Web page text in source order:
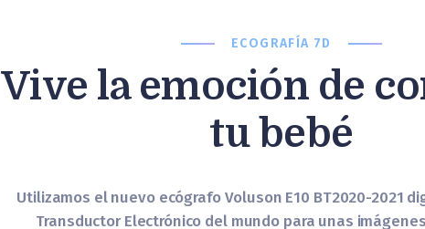
ECOGRAFÍA 7D
Vive la emoción de
tu bebé
Utilizamos el nuevo ecógrafo Voluson E10 BT2020-2021
Transductor Electrónico del mundo para unas